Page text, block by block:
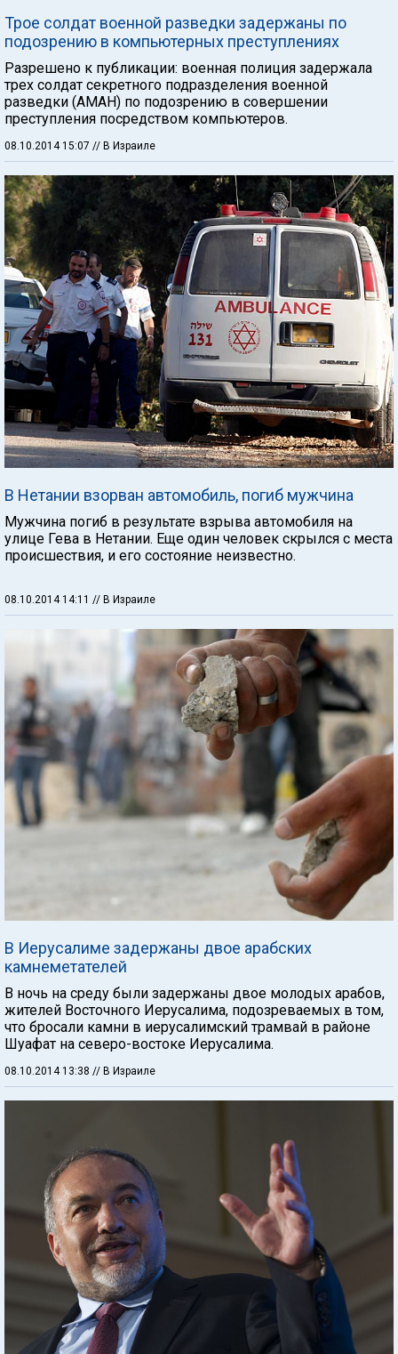
Трое солдат военной разведки задержаны по
подозрению в компьютерных преступлениях
Разрешено к публикации: военная полиция задержала
трех солдат секретного подразделения военной
разведки (АМАН) по подозрению в совершении
преступления посредством компьютеров.
08.10.2014 15:07 // В Израиле
В Нетании взорван автомобиль, погиб мужчина
Мужчина погиб в результате взрыва автомобиля на
улице Гева в Нетании. Еще один человек скрылся с места
происшествия, и его состояние неизвестно.
08.10.2014 14:11 // В Израиле
В Иерусалиме задержаны двое арабских
камнеметателей
В ночь на среду были задержаны двое молодых арабов,
жителей Восточного Иерусалима, подозреваемых в том,
что бросали камни в иерусалимский трамвай в районе
Шуафат на северо-востоке Иерусалима.
08.10.2014 13:38 // В Израиле